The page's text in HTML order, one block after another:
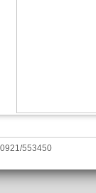
553450